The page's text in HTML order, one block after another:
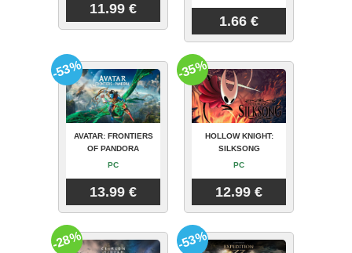
11.99 €
1.66 €
AVATAR: FRONTIERS
OF PANDORA
PC
13.99 €
-53%
HOLLOW KNIGHT:
SILKSONG
PC
12.99 €
-35%
-28% -53%